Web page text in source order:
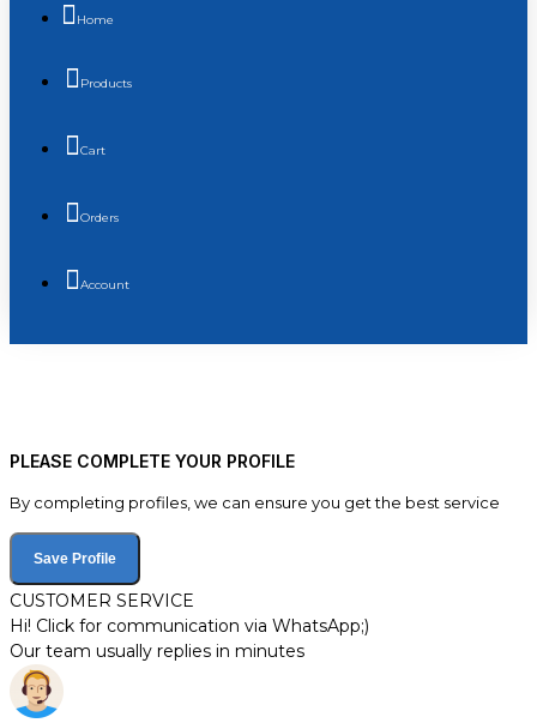
Home
Products
Cart
Orders
Account
PLEASE COMPLETE YOUR PROFILE
By completing profiles, we can ensure you get the best service
Save Profile
CUSTOMER SERVICE
Hi! Click for communication via WhatsApp;)
Our team usually replies in minutes